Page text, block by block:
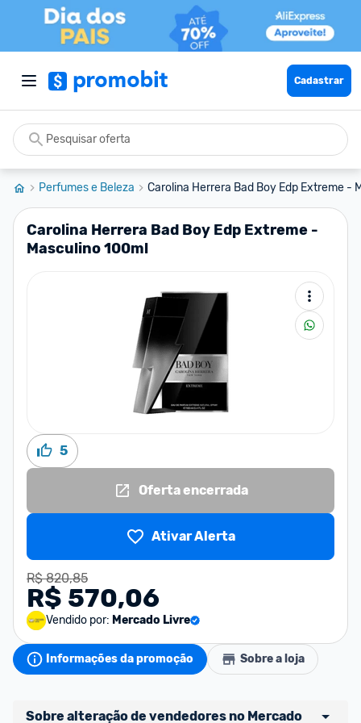
Cadastrar
Perfumes e Beleza Carolina Herrera Bad Boy Edp Extreme -
Carolina Herrera Bad Boy Edp Extreme -
Masculino 100ml
5
Oferta encerrada
Ativar Alerta
R$ 820,85
R$ 570,06
Vendido por: Mercado Livre
Informações da promoção Sobre a loja
Sobre alteração de vendedores no Mercado